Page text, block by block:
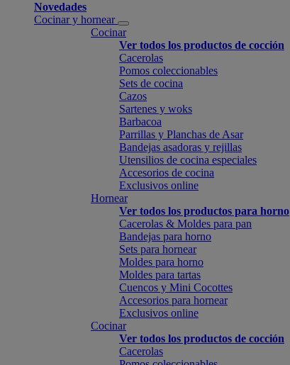
Novedades
Cocinar y hornear
Cocinar
Ver todos los productos de cocción
Cacerolas
Pomos coleccionables
Sets de cocina
Cazos
Sartenes y woks
Barbacoa
Parrillas y Planchas de Asar
Bandejas asadoras y rejillas
Utensilios de cocina especiales
Accesorios de cocina
Exclusivos online
Hornear
Ver todos los productos para horno
Cacerolas & Moldes para pan
Bandejas para horno
Sets para hornear
Moldes para horno
Moldes para tartas
Cuencos y Mini Cocottes
Accesorios para hornear
Exclusivos online
Cocinar
Ver todos los productos de cocción
Cacerolas